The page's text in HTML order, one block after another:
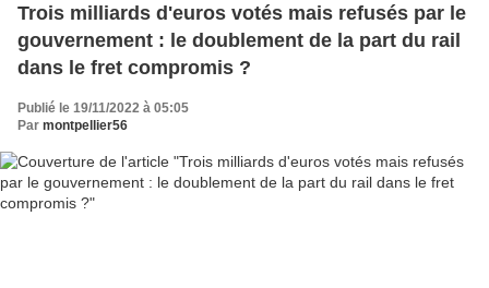
Trois milliards d'euros votés mais refusés par le
gouvernement : le doublement de la part du rail
dans le fret compromis ?
Publié le 19/11/2022 à 05:05
Par montpellier56